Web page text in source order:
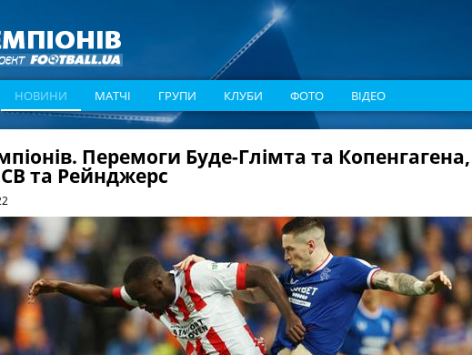
НОВИНИ МАТЧІ ГРУПИ КЛУБИ ФОТО ВІДЕО
Перемоги Буде-Глімта та Копенгагена,
та Рейнджерс